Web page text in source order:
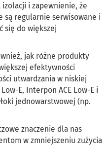
i zapewnienie, że
są regularnie serwisowane i
się do większej
jak różne produkty
efektywności
utwardzania w niskiej
E, Interpon ACE Low-E i
jednowarstwowej (np.
znaczenie dla nas
w zmniejszeniu zużycia